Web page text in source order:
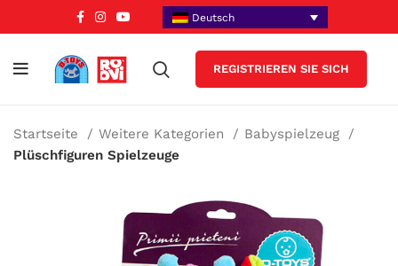
Deutsch
REGISTRIEREN SIE SICH
Startseite Weitere Kategorien
Babyspielzeug
Plüschfiguren Spielzeuge